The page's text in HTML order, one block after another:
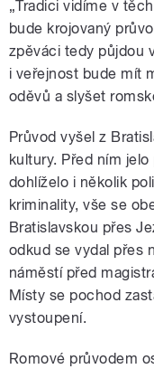
„Tradici vidíme v
bude krojovaný
zpěváci tedy půjdou
i veřejnost bude mít
oděvů a slyšet
Průvod vyšel z
kultury. Před ním
dohlíželo i několik
kriminality, vše se
Bratislavskou přes
odkud se vydal přes
náměstí před
Místy se pochod
vystoupení.
Romové průvodem